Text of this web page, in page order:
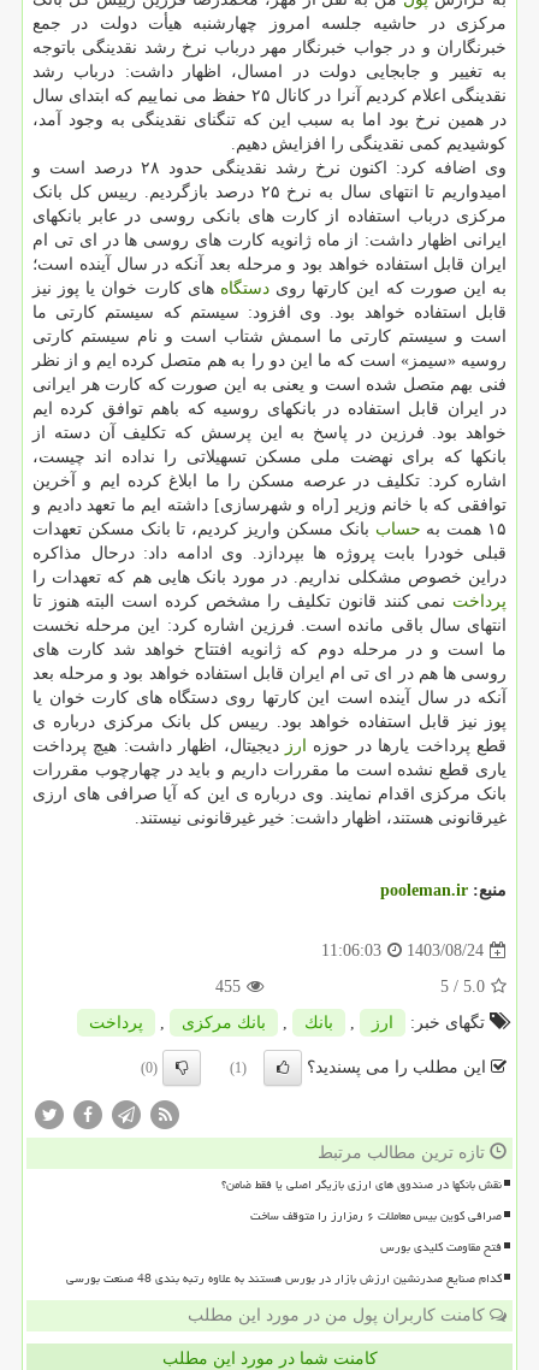
مرکزی در حاشیه جلسه امروز چهارشنبه هیأت دولت در جمع
خبرنگاران و در جواب خبرنگار مهر درباب نرخ رشد نقدینگی باتوجه
به تغییر و جابجایی دولت در امسال، اظهار داشت: درباب رشد
نقدینگی اعلام کردیم آنرا در کانال ۲۵ حفظ می نماییم که ابتدای سال
در همین نرخ بود اما به سبب این که تنگنای نقدینگی به وجود آمد،
کوشیدیم کمی نقدینگی را افزایش دهیم.
وی اضافه کرد: اکنون نرخ رشد نقدینگی حدود ۲۸ درصد است و
امیدواریم تا انتهای سال به نرخ ۲۵ درصد بازگردیم. رییس کل بانک
مرکزی درباب استفاده از کارت های بانکی روسی در عابر بانکهای
ایرانی اظهار داشت: از ماه ژانویه کارت های روسی ها در ای تی ام
ایران قابل استفاده خواهد بود و مرحله بعد آنکه در سال آینده است؛
به این صورت که این کارتها رویدستگاه های کارت خوان یا پوز نیز
قابل استفاده خواهد بود. وی افزود: سیستم که سیستم کارتی ما
است و سیستم کارتی ما اسمش شتاب است و نام سیستم کارتی
روسیه «سیمز» است که ما این دو را به هم متصل کرده ایم و از نظر
فنی بهم متصل شده است و یعنی به این صورت که کارت هر ایرانی
در ایران قابل استفاده در بانکهای روسیه که باهم توافق کرده ایم
خواهد بود. فرزین در پاسخ به این پرسش که تکلیف آن دسته از
بانکها که برای نهضت ملی مسکن تسهیلاتی را نداده اند چیست،
اشاره کرد: تکلیف در عرصه مسکن را ما ابلاغ کرده ایم و آخرین
توافقی که با خانم وزیر [راه و شهرسازی] داشته ایم ما تعهد دادیم و
۱۵ همت به
حساب بانک مسکن واریز کردیم، تا بانک مسکن تعهدات
قبلی خودرا بابت پروژه ها بپردازد. وی ادامه داد: درحال مذاکره
دراین خصوص مشکلی نداریم. در مورد بانک هایی هم که تعهدات را
پرداخت نمی کنند قانون تکلیف را مشخص کرده است البته هنوز تا
انتهای سال باقی مانده است. فرزین اشاره کرد: این مرحله نخست
ما است و در مرحله دوم که ژانویه افتتاح خواهد شد کارت های
روسی ها هم در ای تی ام ایران قابل استفاده خواهد بود و مرحله بعد
آنکه در سال آینده است این کارتها روی دستگاه های کارت خوان یا
پوز نیز قابل استفاده خواهد بود. رییس کل بانک مرکزی درباره ی
قطع پرداخت یارها در حوزه ارز دیجیتال، اظهار داشت: هیچ پرداخت
یاری قطع نشده است ما مقررات داریم و باید در چهارچوب مقررات
بانک مرکزی اقدام نمایند. وی درباره ی این که آیا صرافی های ارزی
غیرقانونی هستند، اظهار داشت: خیر غیرقانونی نیستند.
منبع: pooleman.ir
1403/08/24
11:06:03
5.0
/ 5
455
تگهای خبر:
ارز , بانك , بانك مركزی , پرداخت
این مطلب را می پسندید؟ (1)
(0)
تازه ترین مطالب مرتبط
نقش بانکها در صندوق های ارزی بازیگر اصلی یا فقط ضامن؟
صرافی کوین بیس معاملات ۶ رمزارز را متوقف ساخت
فتح مقاومت کلیدی بورس
کدام صنایع صدرنشین ارزش بازار در بورس هستند به علاوه رتبه بندی 48 صنعت بورسی
کامنت کاربران پول من در مورد این مطلب
کامنت شما در مورد این مطلب